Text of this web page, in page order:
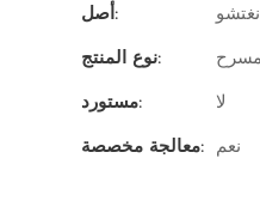
أصل:
نوع المنتج:
مستورد:
لا
معالجة مخصصة: نعم